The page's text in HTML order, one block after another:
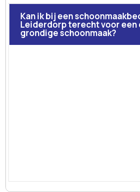
Kan ik bij een
Leiderdorp terecht voor een
grondige schoonmaak?